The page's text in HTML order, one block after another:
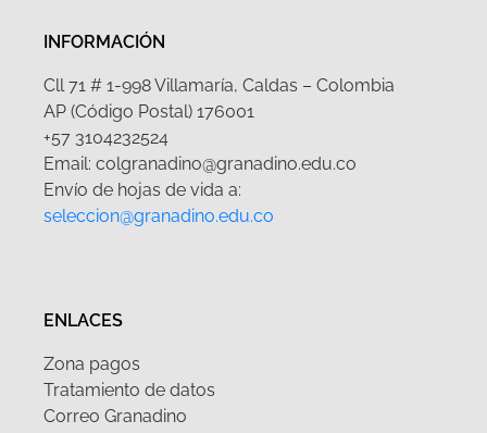
INFORMACIÓN
Cll 71 # 1-998 Villamaría, Caldas – Colombia
AP (Código Postal) 176001
+57 3104232524
Email: colgranadino@granadino.edu.co
Envío de hojas de vida a:
seleccion@granadino.edu.co
ENLACES
Zona pagos
Tratamiento de datos
Correo Granadino